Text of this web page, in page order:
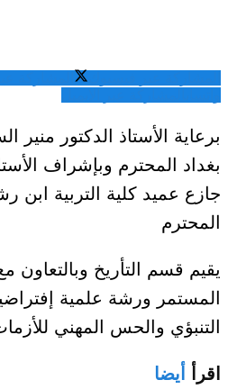
برعاية الأستاذ الدكتور
بغداد المحترم وبإشراف
جازع عميد كلية التربية ابن
المحترم
يقيم قسم التأريخ وبالتعاون
المستمر ورشة علمية
التنبؤي والحس المهني
اقرأ أيضا